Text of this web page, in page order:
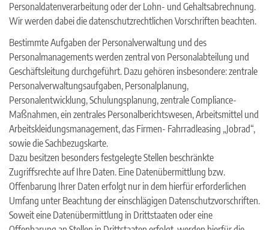
Personaldatenverarbeitung oder der Lohn- und Gehaltsabrechnung.
Wir werden dabei die datenschutzrechtlichen Vorschriften beachten.
Bestimmte Aufgaben der Personalverwaltung und des
Personalmanagements werden zentral von Personalabteilung und
Geschäftsleitung durchgeführt. Dazu gehören insbesondere: zentrale
Personalverwaltungsaufgaben, Personalplanung,
Personalentwicklung, Schulungsplanung, zentrale Compliance-
Maßnahmen, ein zentrales Personalberichtswesen, Arbeitsmittel und
Arbeitskleidungsmanagement, das Firmen- Fahrradleasing „Jobrad“,
sowie die Sachbezugskarte.
Dazu besitzen besonders festgelegte Stellen beschränkte
Zugriffsrechte auf Ihre Daten. Eine Datenübermittlung bzw.
Offenbarung Ihrer Daten erfolgt nur in dem hierfür erforderlichen
Umfang unter Beachtung der einschlägigen Datenschutzvorschriften.
Soweit eine Datenübermittlung in Drittstaaten oder eine